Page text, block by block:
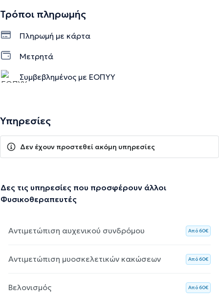
Τρόποι πληρωμής
Πληρωμή με κάρτα
Μετρητά
Συμβεβλημένος με ΕΟΠΥΥ
Υπηρεσίες
Δεν έχουν προστεθεί ακόμη υπηρεσίες
Δες τις υπηρεσίες που προσφέρουν άλλοι
Φυσικοθεραπευτές
Αντιμετώπιση αυχενικού συνδρόμου Aπό 60€
Αντιμετώπιση μυοσκελετικών κακώσεων Aπό 60€
Βελονισμός Aπό 60€